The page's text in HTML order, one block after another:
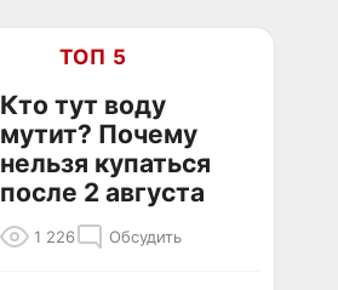
ТОП 5
Кто тут воду
мутит? Почему
нельзя купаться
после 2 августа
1 226 Обсудить